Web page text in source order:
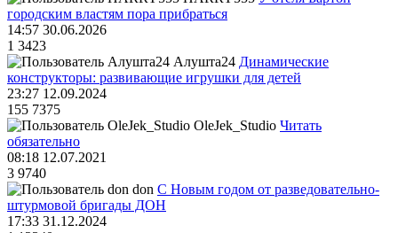
городским властям пора прибраться
14:57 30.06.2026
1 3423
Алушта24 Динамические
конструкторы: развивающие игрушки для детей
23:27 12.09.2024
155 7375
OleJek_Studio Читать
обязательно
08:18 12.07.2021
3 9740
don С Новым годом от разведовательно-
штурмовой бригады ДОН
17:33 31.12.2024